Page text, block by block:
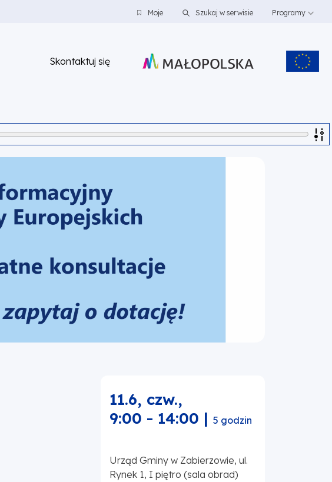
Moje Szukaj w serwisie Programy
Skontaktuj się
11.6, czw.,
9:00 - 14:00 | 5 godzin
Urząd Gminy w Zabierzowie, ul.
Rynek 1, I piętro (sala obrad)